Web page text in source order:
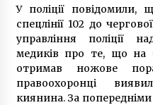
7 років
Скелет
хотіли
9 місяців
У поліції повідомили,
спецлінії 102 до
управління поліції
медиків про те, що на
отримав ножове
правоохоронці
киянина. За